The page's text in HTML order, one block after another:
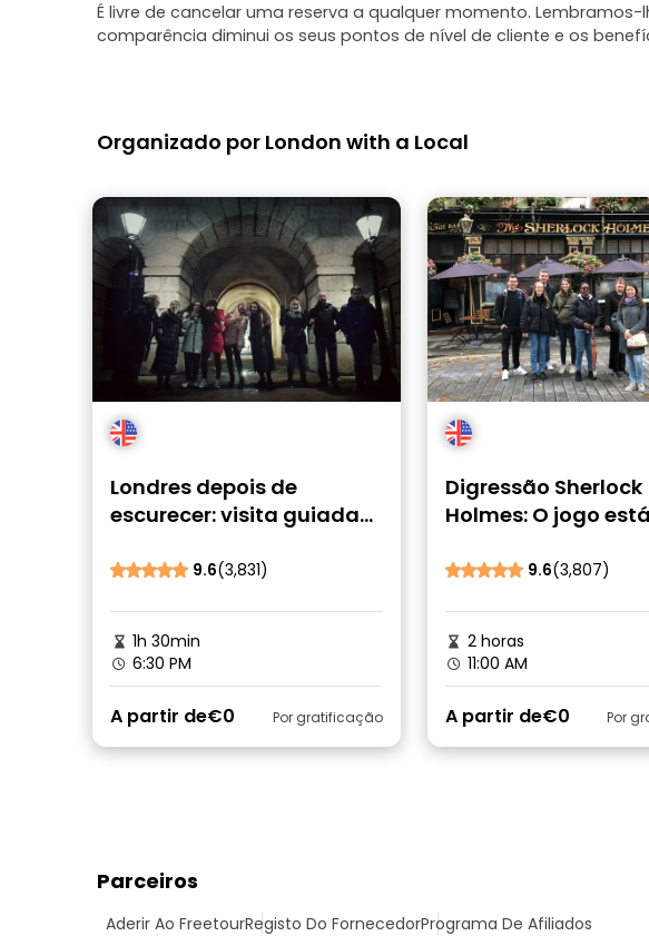
É livre de cancelar uma reserva a qualquer momento.
comparência diminui os seus pontos de nível de cliente e os
Organizado por London with a Local
Londres depois de
escurecer: visita guiada
ghouls e assassinatos
9.6(3,831)
1h 30min
6:30 PM
A partir de€0 Por gratificação
Digressão Sherlock
Holmes: O jogo
principiantes
9.6(3,807)
2 horas
11:00 AM
A partir de€0 Por
Parceiros
Aderir Ao FreetourRegisto Do FornecedorPrograma De Afiliados